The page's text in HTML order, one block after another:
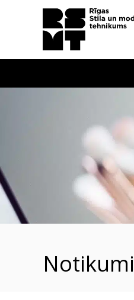
notikumi